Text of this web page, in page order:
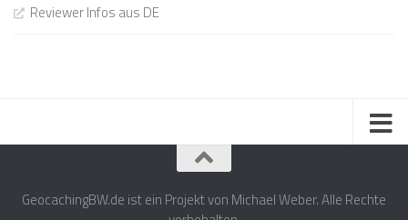
Reviewer Infos aus DE
GeocachingBW.de ist ein Projekt von Michael Weber. Alle Rechte